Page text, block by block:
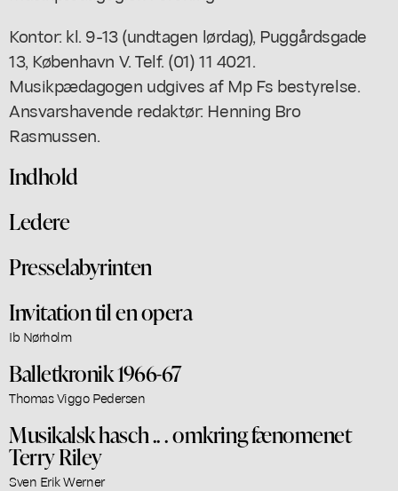
Kontor: kl. 9-13 (undtagen lørdag), Puggårdsgade
13, København V. Telf. (01) 11 4021.
Musikpædagogen udgives af Mp Fs bestyrelse.
Ansvarshavende redaktør: Henning Bro
Rasmussen.
Indhold
Ledere
Presselabyrinten
Invitation til en opera
Ib Nørholm
Balletkronik 1966-67
Thomas Viggo Pedersen
Musikalsk hasch .. . omkring fænomenet
Terry Riley
Sven Erik Werner